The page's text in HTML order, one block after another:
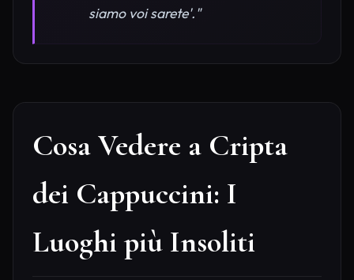
siamo voi sarete'."
Cosa Vedere a Cripta
dei Cappuccini: I
Luoghi più Insoliti